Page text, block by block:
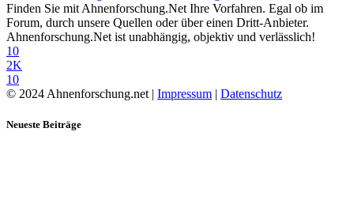
Finden Sie mit Ahnenforschung.Net Ihre Vorfahren. Egal ob im
Forum, durch unsere Quellen oder über einen Dritt-Anbieter.
Ahnenforschung.Net ist unabhängig, objektiv und verlässlich!
10
2K
10
© 2024 Ahnenforschung.net | Impressum | Datenschutz
Neueste Beiträge